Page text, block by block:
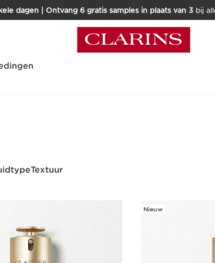
dagen | Ontvang 6 gratis samples in plaats van 3 bij
Textuur
Nieuw